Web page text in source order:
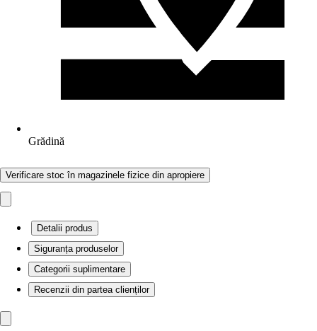
Grădină
Verificare stoc în magazinele fizice din apropiere
Detalii produs
Siguranța produselor
Categorii suplimentare
Recenzii din partea clienților